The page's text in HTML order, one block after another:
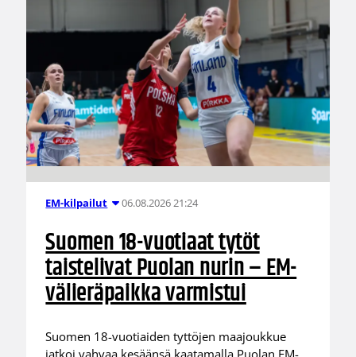
EM-kilpailut 06.08.2026 21:24
Suomen 18-vuotiaat tytöt
taistelivat Puolan nurin – EM-
välieräpaikka varmistui
Suomen 18-vuotiaiden tyttöjen maajoukkue
jatkoi vahvaa kesäänsä kaatamalla Puolan EM-